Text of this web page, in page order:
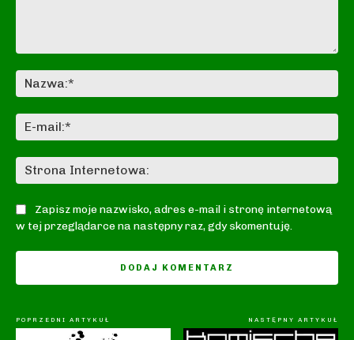
Zapisz moje nazwisko, adres e-mail i stronę internetową
w tej przeglądarce na następny raz, gdy skomentuję.
POPRZEDNI ARTYKUŁ NASTĘPNY ARTYKUŁ